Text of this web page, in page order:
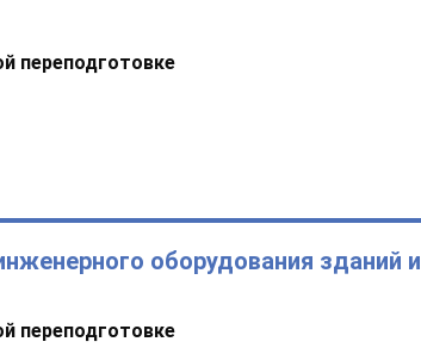
переподготовке
оборудования зданий и
переподготовке